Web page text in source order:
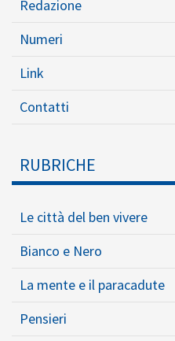
Redazione
Numeri
Link
Contatti
RUBRICHE
Le città del ben vivere
Bianco e Nero
La mente e il paracadute
Pensieri